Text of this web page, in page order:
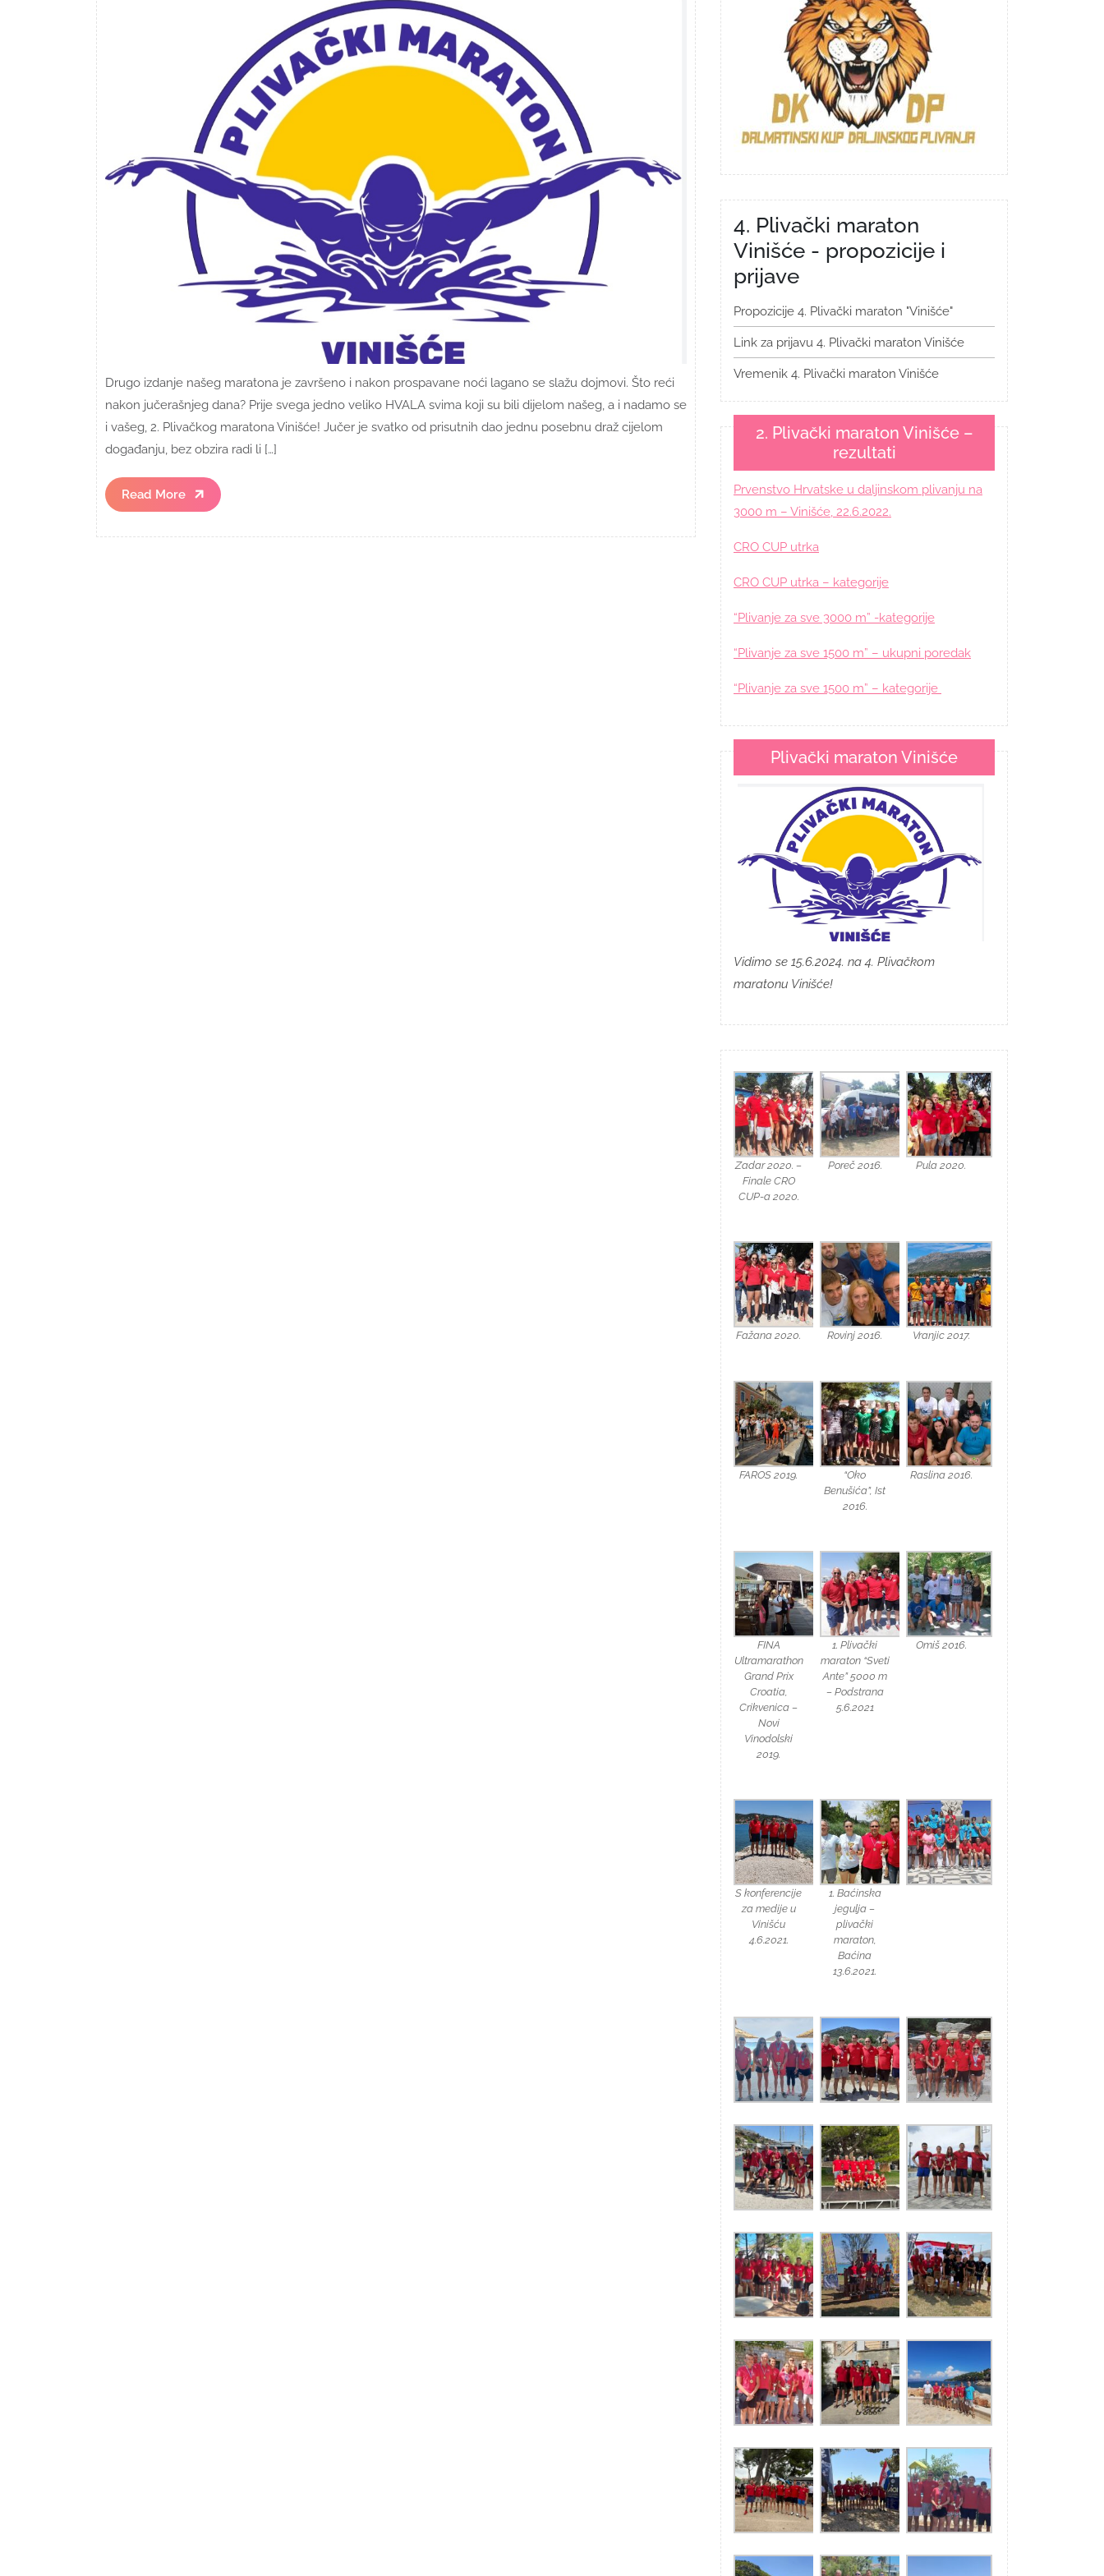
Drugo izdanje našeg maratona je završeno i nakon prospavane noći lagano se slažu dojmovi. Što reći
nakon jučerašnjeg dana? Prije svega jedno veliko HVALA svima koji su bili dijelom našeg, a i nadamo se
i vašeg, 2. Plivačkog maratona Vinišće! Jučer je svatko od prisutnih dao jednu posebnu draž cijelom
događanju, bez obzira radi li […]
Read More
Read
More
4. Plivački maraton
Vinišće - propozicije i
prijave
Propozicije 4. Plivački maraton "Vinišće"
Link za prijavu 4. Plivački maraton Vinišće
Vremenik 4. Plivački maraton Vinišće
2. Plivački maraton Vinišće –
rezultati
Prvenstvo Hrvatske u daljinskom plivanju na
3000 m – Vinišće, 22.6.2022.
CRO CUP utrka
CRO CUP utrka – kategorije
“Plivanje za sve 3000 m” -kategorije
“Plivanje za sve 1500 m” – ukupni poredak
“Plivanje za sve 1500 m” – kategorije
Plivački maraton Vinišće
Vidimo se 15.6.2024. na 4. Plivačkom
maratonu Vinišće!
Zadar 2020. –
Finale CRO
CUP-a 2020.
Poreč 2016. Pula 2020.
Fažana 2020. Rovinj 2016. Vranjic 2017.
FAROS 2019.
“Oko
Benušića”, Ist
2016.
Raslina 2016.
FINA
Ultramarathon
Grand Prix
Croatia,
Crikvenica –
Novi
Vinodolski
2019.
1. Plivački
maraton “Sveti
Ante” 5000 m
– Podstrana
5.6.2021
Omiš 2016.
S konferencije
za medije u
Vinišću
4.6.2021.
1. Baćinska
jegulja –
plivački
maraton,
Baćina
13.6.2021.